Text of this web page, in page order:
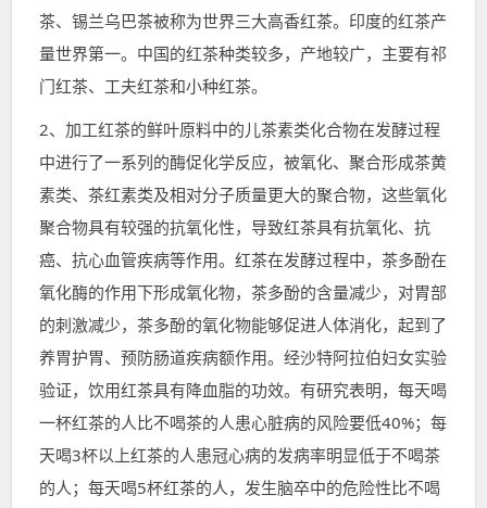
茶、锡兰乌巴茶被称为世界三大高香红茶。印度的红茶产
量世界第一。中国的红茶种类较多，产地较广，主要有祁
门红茶、工夫红茶和小种红茶。
2、加工红茶的鲜叶原料中的儿茶素类化合物在发酵过程
中进行了一系列的酶促化学反应，被氧化、聚合形成茶黄
素类、茶红素类及相对分子质量更大的聚合物，这些氧化
聚合物具有较强的抗氧化性，导致红茶具有抗氧化、抗
癌、抗心血管疾病等作用。红茶在发酵过程中，茶多酚在
氧化酶的作用下形成氧化物，茶多酚的含量减少，对胃部
的刺激减少，茶多酚的氧化物能够促进人体消化，起到了
养胃护胃、预防肠道疾病额作用。经沙特阿拉伯妇女实验
验证，饮用红茶具有降血脂的功效。有研究表明，每天喝
一杯红茶的人比不喝茶的人患心脏病的风险要低40%；每
天喝3杯以上红茶的人患冠心病的发病率明显低于不喝茶
的人；每天喝5杯红茶的人，发生脑卒中的危险性比不喝